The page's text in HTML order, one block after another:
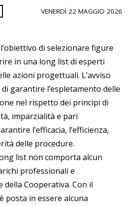
VENERDÌ 22 MAGGIO 2026
di selezionare figure
in una long list di esperti
azioni progettuali. L’avviso
garantire l’espletamento delle
nel rispetto dei principi di
imparzialità e pari
l’efficacia, l’efficienza,
delle procedure.
list non comporta alcun
professionali e
della Cooperativa. Con il
posta in essere alcuna